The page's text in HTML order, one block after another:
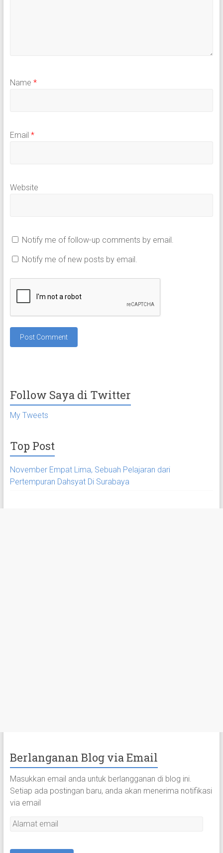
Name *
Email *
Website
Notify me of follow-up comments by email.
Notify me of new posts by email.
Follow Saya di Twitter
My Tweets
Top Post
November Empat Lima, Sebuah Pelajaran dari
Pertempuran Dahsyat Di Surabaya
Berlanganan Blog via Email
Masukkan email anda untuk berlangganan di blog ini.
Setiap ada postingan baru, anda akan menerima notifikasi
via email
A